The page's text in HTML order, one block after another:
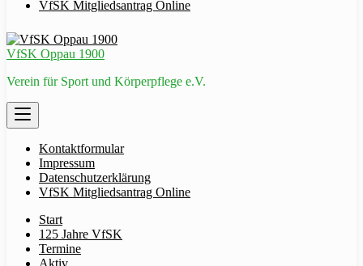
VfSK Mitgliedsantrag Online
VfSK Oppau 1900
Verein für Sport und Körperpflege e.V.
Kontaktformular
Impressum
Datenschutzerklärung
VfSK Mitgliedsantrag Online
Start
125 Jahre VfSK
Termine
Aktiv